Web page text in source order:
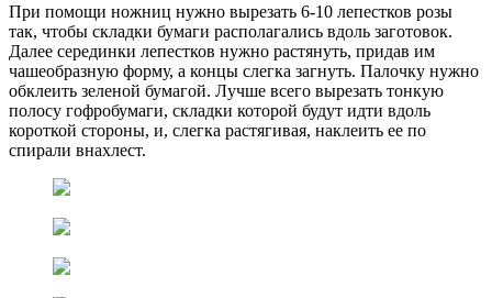
При помощи ножниц нужно вырезать 6-10 лепестков розы
так, чтобы складки бумаги располагались вдоль заготовок.
Далее серединки лепестков нужно растянуть, придав им
чашеобразную форму, а концы слегка загнуть. Палочку нужно
обклеить зеленой бумагой. Лучше всего вырезать тонкую
полосу гофробумаги, складки которой будут идти вдоль
короткой стороны, и, слегка растягивая, наклеить ее по
спирали внахлест.